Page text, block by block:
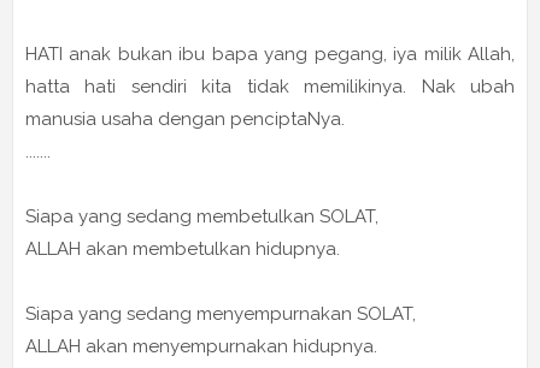
HATI anak bukan ibu bapa yang pegang, iya milik Allah,
hatta hati sendiri kita tidak memilikinya. Nak ubah
manusia usaha dengan penciptaNya.
.......
Siapa yang sedang membetulkan SOLAT,
ALLAH akan membetulkan hidupnya.
Siapa yang sedang menyempurnakan SOLAT,
ALLAH akan menyempurnakan hidupnya.